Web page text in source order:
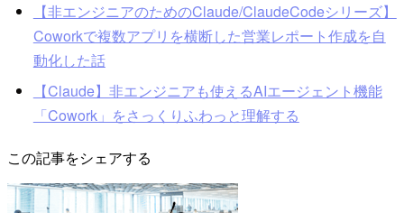
【非エンジニアのためのClaude/ClaudeCodeシリーズ】
Coworkで複数アプリを横断した営業レポート作成を自
動化した話
【Claude】非エンジニアも使えるAIエージェント機能
「Cowork」をさっくりふわっと理解する
この記事をシェアする